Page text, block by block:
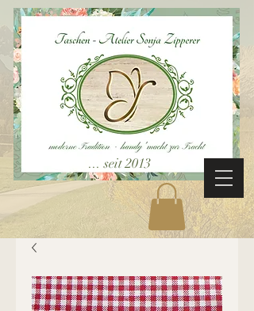
... seit 2013